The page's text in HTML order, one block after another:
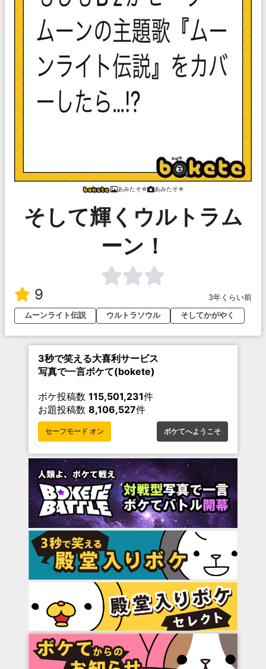
あみたそ☆ あみたそ☆
そして輝くウルトラム
ーン！
9
3年くらい前
ムーンライト伝説
ウルトラソウル そしてかがやく
3秒で笑える大喜利サービス
写真で一言ボケて(bokete)
ボケ投稿数 115,501,231件
お題投稿数 8,106,527件
セーフモード オン ボケてへようこそ